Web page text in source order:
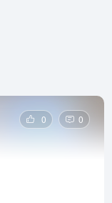
0 0